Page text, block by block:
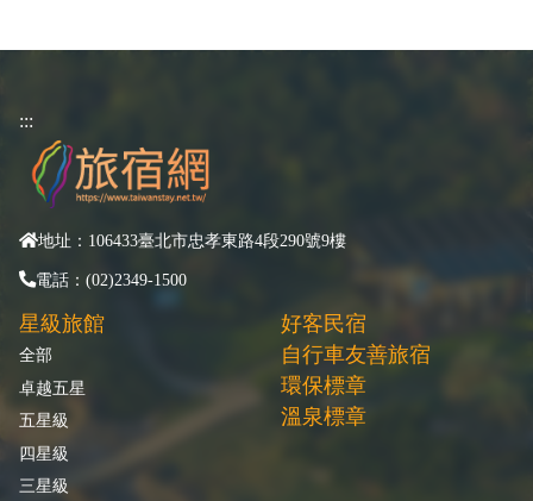
:::
地址：106433臺北市忠孝東路4段290號9樓
電話：(02)2349-1500
星級旅館
全部
卓越五星
五星級
四星級
三星級
好客民宿
自行車友善旅宿
環保標章
溫泉標章